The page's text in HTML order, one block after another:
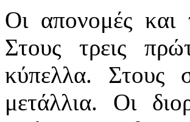
Οι απονομές
Στους τρεις
κύπελλα. Στους
μετάλλια. Οι